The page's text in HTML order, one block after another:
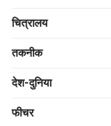
चित्रालय
तकनीक
देश-दुनिया
फीचर